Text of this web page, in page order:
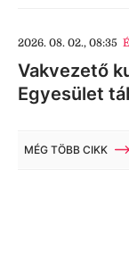
2026. 08. 02., 08:35
Vakvezető
Egyesület
MÉG TÖBB CIKK